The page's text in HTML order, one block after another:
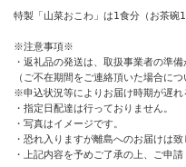
特製「山菜おこわ」は1食分（お茶碗
※注意事項※
・返礼品の発送は、取扱事業者の準
（ご不在期間をご連絡頂いた場合に
※申込状況等によりお届け時期が遅
・指定日配達は行っておりません。
・写真はイメージです。
・恐れ入りますが離島へのお届けは致
・上記内容を予めご了承の上、ご申請